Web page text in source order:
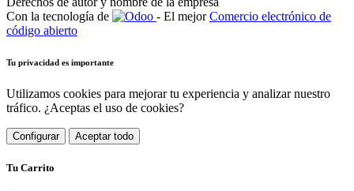
Con la tecnología de
- El mejorComercio electrónico de
código abierto
Tu privacidad es importante
Utilizamos cookies para mejorar tu experiencia y analizar nuestro
tráfico. ¿Aceptas el uso de cookies?
Configurar Aceptar todo
Tu Carrito